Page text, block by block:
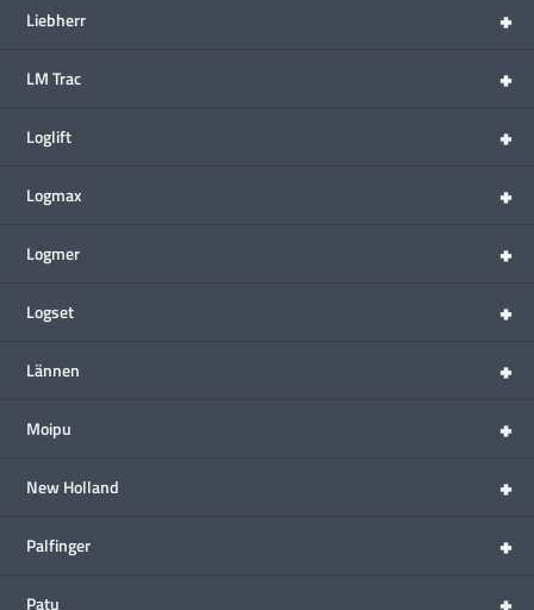
+
Liebherr
+
LM Trac
+
Loglift
+
Logmax
+
Logmer
+
Logset
+
Lännen
+
Moipu
+
New Holland
+
Palfinger
Patu